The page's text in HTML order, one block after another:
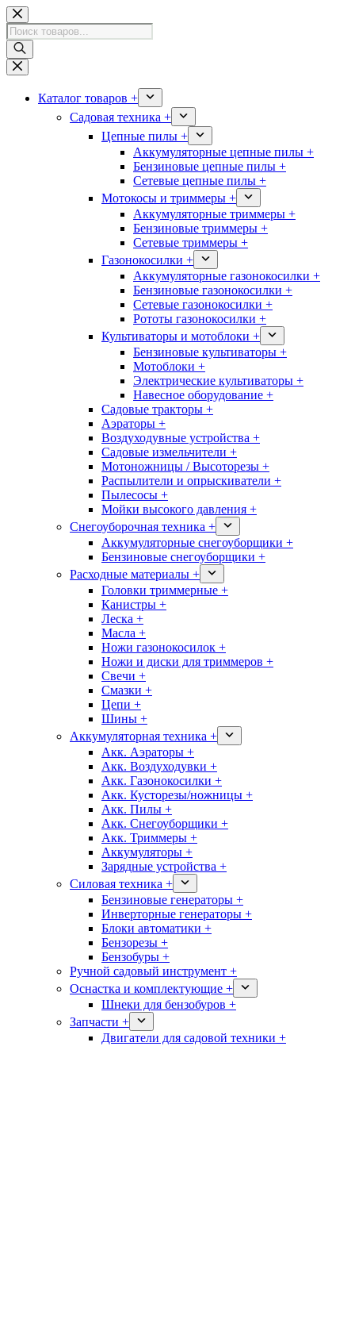
Перейти
к
сути
Поиск
товаров
Каталог товаров +
Садовая техника +
Цепные пилы +
Аккумуляторные цепные пилы +
Бензиновые цепные пилы +
Сетевые цепные пилы +
Мотокосы и триммеры +
Аккумуляторные триммеры +
Бензиновые триммеры +
Сетевые триммеры +
Газонокосилки +
Аккумуляторные газонокосилки +
Бензиновые газонокосилки +
Сетевые газонокосилки +
Рототы газонокосилки +
Культиваторы и мотоблоки +
Бензиновые культиваторы +
Мотоблоки +
Электрические культиваторы +
Навесное оборудование +
Садовые тракторы +
Аэраторы +
Воздуходувные устройства +
Садовые измельчители +
Мотоножницы / Высоторезы +
Распылители и опрыскиватели +
Пылесосы +
Мойки высокого давления +
Снегоуборочная техника +
Аккумуляторные снегоуборщики +
Бензиновые снегоуборщики +
Расходные материалы +
Головки триммерные +
Канистры +
Леска +
Масла +
Ножи газонокосилок +
Ножи и диски для триммеров +
Свечи +
Смазки +
Цепи +
Шины +
Аккумуляторная техника +
Акк. Аэраторы +
Акк. Воздуходувки +
Акк. Газонокосилки +
Акк. Кусторезы/ножницы +
Акк. Пилы +
Акк. Снегоуборщики +
Акк. Триммеры +
Аккумуляторы +
Зарядные устройства +
Силовая техника +
Бензиновые генераторы +
Инверторные генераторы +
Блоки автоматики +
Бензорезы +
Бензобуры +
Ручной садовый инструмент +
Оснастка и комплектующие +
Шнеки для бензобуров +
Запчасти +
Двигатели для садовой техники +